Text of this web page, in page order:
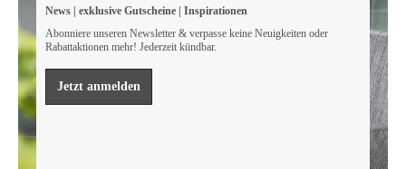
leisten müssen, um unsere natürlichen Ressourcen zu
bewahren.
Mehr erfahren
News | exklusive Gutscheine | Inspirationen
Abonniere unseren Newsletter & verpasse keine Neuigkeiten oder
Rabattaktionen mehr! Jederzeit kündbar.
Jetzt anmelden